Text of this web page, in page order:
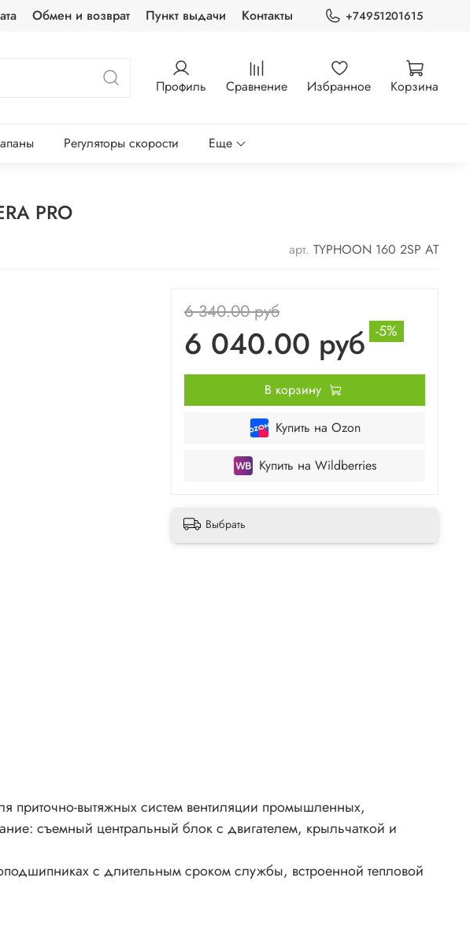
Обмен и возврат Пункт выдачи Контакты +74951201615
Профиль Сравнение Избранное Корзина
Регуляторы скорости Еще
PRO
арт. TYPHOON 160 2SP AT
6 340.00 руб
6 040.00 руб -5%
В корзину
Купить на Ozon
Купить на Wildberries
Выбрать
приточно-вытяжных систем вентиляции промышленных,
съемный центральный блок с двигателем, крыльчаткой и
с длительным сроком службы, встроенной тепловой